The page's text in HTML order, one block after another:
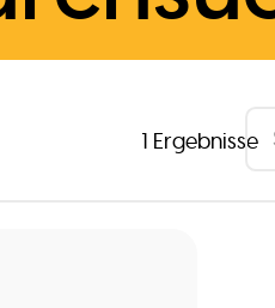
1 Ergebnisse